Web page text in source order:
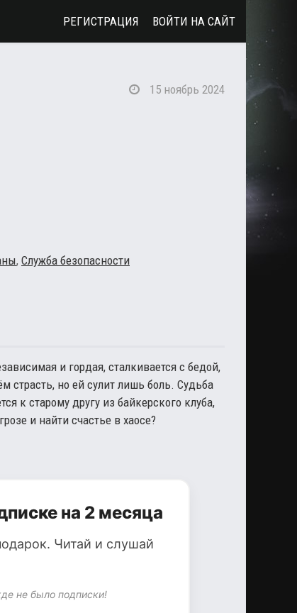
15 ноябрь 2024
, Служба безопасности
и гордая, сталкивается с бедой,
страсть, но ей сулит лишь боль. Судьба
к старому другу из байкерского клуба,
и найти счастье в хаосе?
на 2 месяца
Читай и слушай
не было подписки!
РЕГИСТРАЦИЯ ВОЙТИ НА САЙТ